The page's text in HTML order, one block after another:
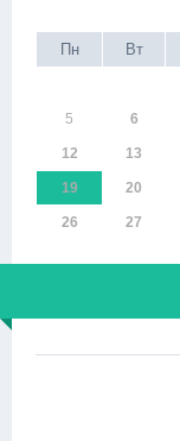
Пн
Вт
5 6
12 13
19 20
26 27